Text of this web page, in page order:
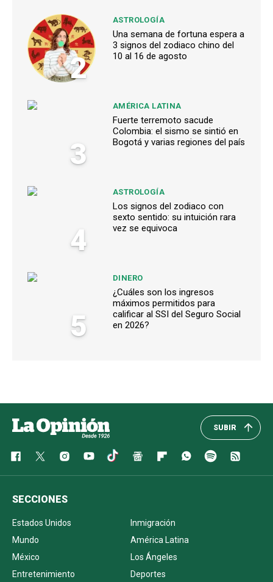
2
ASTROLOGÍA
Una semana de fortuna espera a
3 signos del zodiaco chino del
10 al 16 de agosto
3
AMÉRICA LATINA
Fuerte terremoto sacude
Colombia: el sismo se sintió en
Bogotá y varias regiones del país
4
ASTROLOGÍA
Los signos del zodiaco con
sexto sentido: su intuición rara
vez se equivoca
5
DINERO
¿Cuáles son los ingresos
máximos permitidos para
calificar al SSI del Seguro Social
en 2026?
SUBIR
SECCIONES
Estados Unidos
Inmigración
Mundo
América Latina
México
Los Ángeles
Entretenimiento
Deportes